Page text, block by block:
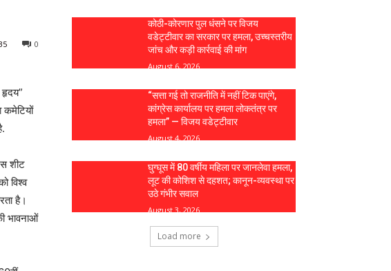
0
कमेटियों
शीट
विश्व
है।
भावनाओं
कोठी-कोरणार पुल धंसने पर विजय
वडेट्टीवार का सरकार पर हमला, उच्चस्तरीय
जांच और कड़ी कार्रवाई की मांग
August 6, 2026
“सत्ता गई तो राजनीति में नहीं टिक पाएंगे,
कांग्रेस कार्यालय पर हमला लोकतंत्र पर
हमला” — विजय वडेट्टीवार
August 4, 2026
घुग्घूस में 80 वर्षीय महिला पर जानलेवा हमला,
लूट की कोशिश से दहशत; कानून-व्यवस्था पर
उठे गंभीर सवाल
August 3, 2026
Load more